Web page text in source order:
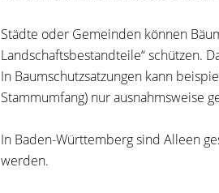
Städte oder Gemeinden können
Landschaftsbestandteile“ schützen.
In Baumschutzsatzungen kann
Stammumfang)nur ausnahmsweise
In Baden-Württemberg sind Alleen
werden.